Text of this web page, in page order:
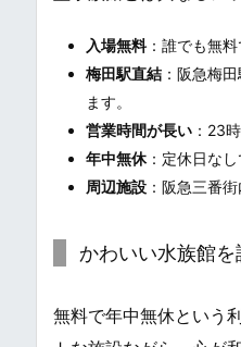
入場無料：誰でも無
梅田駅直結 ：阪急梅
ます。
営業時間が長い ：23
年中無休：定休日なし
周辺施設 ：阪急三番
かわいい水族館を
無料で年中無休という